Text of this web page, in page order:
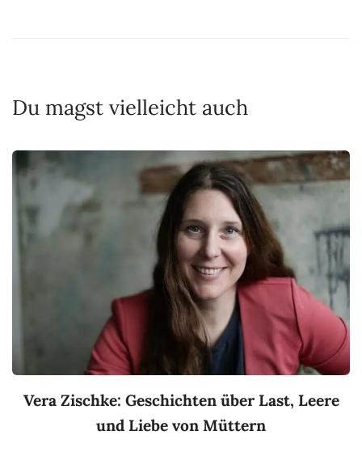
Du magst vielleicht auch
Vera Zischke: Geschichten über Last, Leere
und Liebe von Müttern